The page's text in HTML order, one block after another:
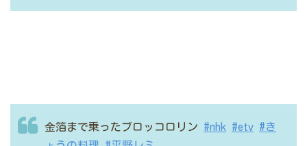
金箔まで乗ったブロッコロリン #nhk #etv #き